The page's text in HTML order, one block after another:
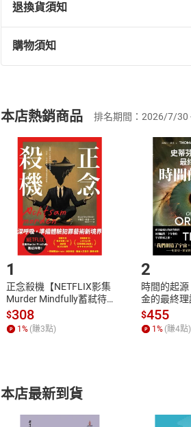
退換貨須知
退換貨規定：
(一)依消費者保護法第19條第1
(二)消費者訂購本店鋪之商品
且已下載/存取電子書，不得請求
退貨方式：您欲取消訂單或辦理
貨」，本店鋪將依您的申請進行
請注意，樂天市場須以整筆訂單
購物須知
挑選商品
Choose
購書後，如何開始使用？
Step1.選擇閱讀載具
本店熱銷商品 排名期間：2026/7/
1
正念殺機【NETFLIX影集
Murder Mindfully蓄弒待
發】【電子書】
$308
1 % (賺3點)
2
時間的起
金的最終理
$455
1 % (賺4點)
本店最新到貨